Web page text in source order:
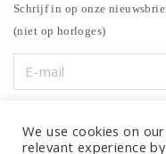
Schrijf in op onze
(niet op horloges)
We use cookies on
relevant experience